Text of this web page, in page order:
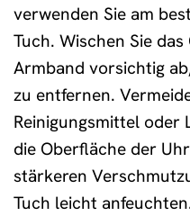
verwenden Sie am
Tuch. Wischen Sie
Armband vorsichtig
zu entfernen.
Reinigungsmittel oder
die Oberfläche der
stärkeren
Tuch leicht